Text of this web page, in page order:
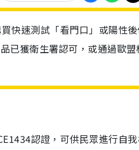
快速測試「看門口」或陽性
已獲衛生署認可，或通過歐盟
認證，可供民眾進行自